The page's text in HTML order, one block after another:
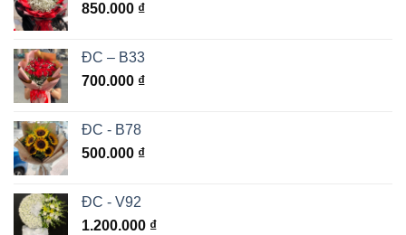
850.000 ₫
ĐC – B33
700.000 ₫
ĐC - B78
500.000 ₫
ĐC - V92
1.200.000 ₫